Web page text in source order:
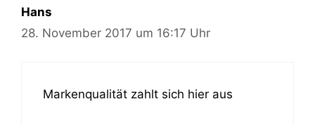
Hans
28. November 2017 um 16:17 Uhr
Markenqualität zahlt sich hier aus